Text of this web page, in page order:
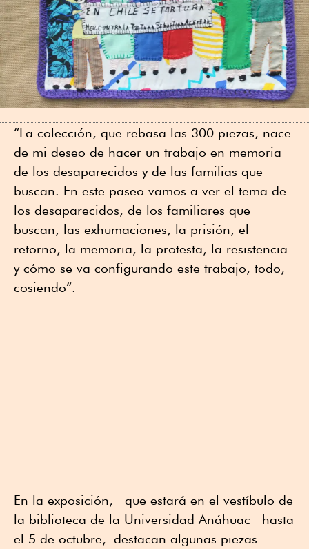
“La colección, que rebasa las 300 piezas, nace
de mi deseo de hacer un trabajo en memoria
de los desaparecidos y de las familias que
buscan. En este paseo vamos a ver el tema de
los desaparecidos, de los familiares que
buscan, las exhumaciones, la prisión, el
retorno, la memoria, la protesta, la resistencia
y cómo se va configurando este trabajo, todo,
cosiendo”.
En la exposición, que estará en el vestíbulo de
la biblioteca de la Universidad Anáhuac hasta
el 5 de octubre, destacan algunas piezas